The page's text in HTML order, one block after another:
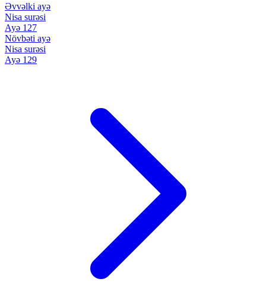
Əvvəlki ayə
Nisa surəsi
Ayə 127
Növbəti ayə
Nisa surəsi
Ayə 129